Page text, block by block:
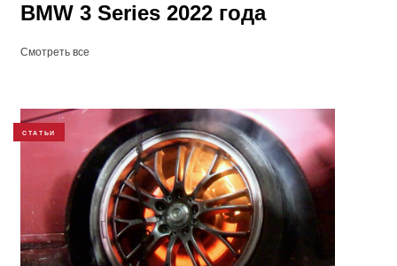
BMW 3 Series 2022 года
Смотреть все
СТАТЬИ